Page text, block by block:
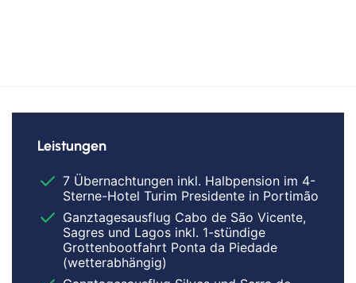
Leistungen
7 Übernachtungen inkl. Halbpension im 4-
Sterne-Hotel Turim Presidente in Portimão
Ganztagesausflug Cabo de São Vicente,
Sagres und Lagos inkl. 1-stündige
Grottenbootfahrt Ponta da Piedade
(wetterabhängig)